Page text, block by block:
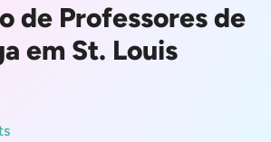
de Professores de
em St. Louis